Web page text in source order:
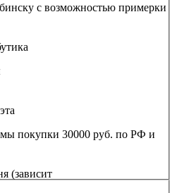
с возможностью примерки
покупки 30000 руб. по РФ и
(зависит